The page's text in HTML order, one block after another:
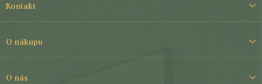
í
Kontakt
O nákupu
O nás